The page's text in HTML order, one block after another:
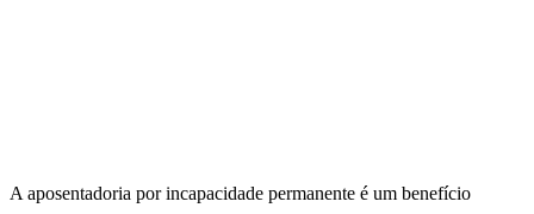
A aposentadoria por incapacidade permanente é um benefício